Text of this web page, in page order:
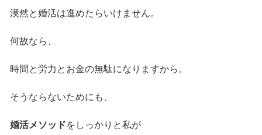
漠然と婚活は進めたらいけません。
何故なら、
時間と労力とお金の無駄になりますから。
そうならないためにも、
婚活メソッドをしっかりと私が